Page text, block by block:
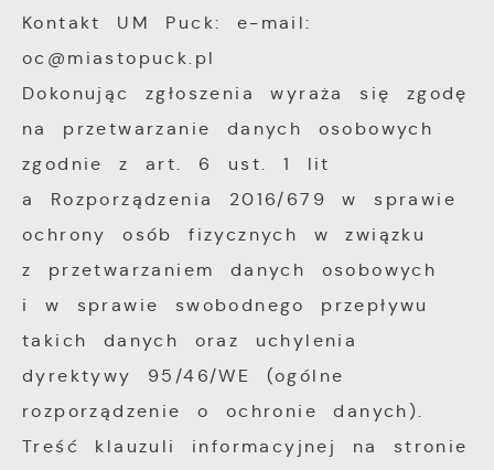
Kontakt UM Puck: e-mail:
oc@miastopuck.pl
Dokonując zgłoszenia wyraża się zgodę
na przetwarzanie danych osobowych
zgodnie z art. 6 ust. 1 lit
a Rozporządzenia 2016/679 w sprawie
ochrony osób fizycznych w związku
z przetwarzaniem danych osobowych
i w sprawie swobodnego przepływu
takich danych oraz uchylenia
dyrektywy 95/46/WE (ogólne
rozporządzenie o ochronie danych).
Treść klauzuli informacyjnej na stronie